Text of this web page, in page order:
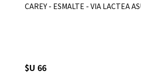
CAREY - ESMALTE - VIA LACTEA
$U 66